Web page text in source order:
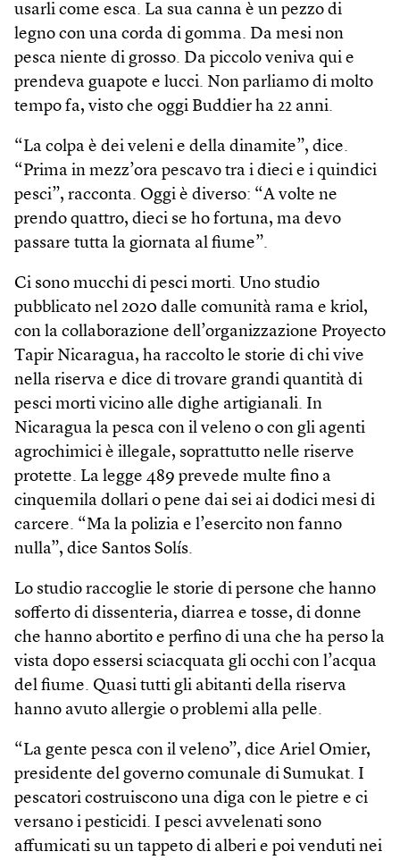
usarli come esca. La sua canna è un pezzo di
legno con una corda di gomma. Da mesi non
pesca niente di grosso. Da piccolo veniva qui e
prendeva guapote e lucci. Non parliamo di molto
tempo fa, visto che oggi Buddier ha 22 anni.
“La colpa è dei veleni e della dinamite”, dice.
“Prima in mezz’ora pescavo tra i dieci e i quindici
pesci”, racconta. Oggi è diverso: “A volte ne
prendo quattro, dieci se ho fortuna, ma devo
passare tutta la giornata al fiume”.
Ci sono mucchi di pesci morti. Uno studio
pubblicato nel 2020 dalle comunità rama e kriol,
con la collaborazione dell’organizzazione Proyecto
Tapir Nicaragua, ha raccolto le storie di chi vive
nella riserva e dice di trovare grandi quantità di
pesci morti vicino alle dighe artigianali. In
Nicaragua la pesca con il veleno o con gli agenti
agrochimici è illegale, soprattutto nelle riserve
protette. La legge 489 prevede multe fino a
cinquemila dollari o pene dai sei ai dodici mesi di
carcere. “Ma la polizia e l’esercito non fanno
nulla”, dice Santos Solís.
Lo studio raccoglie le storie di persone che hanno
sofferto di dissenteria, diarrea e tosse, di donne
che hanno abortito e perfino di una che ha perso la
vista dopo essersi sciacquata gli occhi con l’acqua
del fiume. Quasi tutti gli abitanti della riserva
hanno avuto allergie o problemi alla pelle.
“La gente pesca con il veleno”, dice Ariel Omier,
presidente del governo comunale di Sumukat. I
pescatori costruiscono una diga con le pietre e ci
versano i pesticidi. I pesci avvelenati sono
affumicati su un tappeto di alberi e poi venduti nei